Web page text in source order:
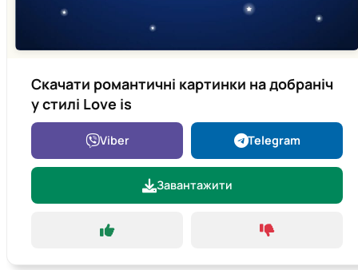
Скачати романтичні картинки на добраніч
у стилі Love is
Viber Telegram
Завантажити